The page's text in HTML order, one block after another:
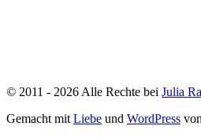
© 2011 - 2026 Alle Rechte bei Julia
Gemacht mit Liebe und WordPress von